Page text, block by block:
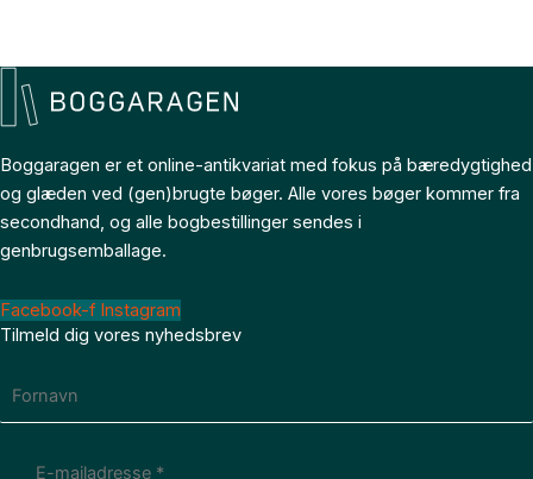
Boggaragen er et online-antikvariat med fokus på bæredygtighed
og glæden ved (gen)brugte bøger. Alle vores bøger kommer fra
secondhand, og alle bogbestillinger sendes i
genbrugsemballage.
Facebook-f Instagram
Tilmeld dig vores nyhedsbrev